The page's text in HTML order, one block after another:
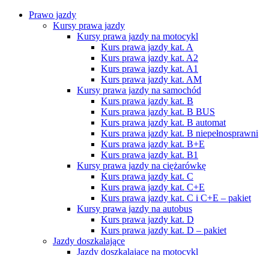
Prawo jazdy
Kursy prawa jazdy
Kursy prawa jazdy na motocykl
Kurs prawa jazdy kat. A
Kurs prawa jazdy kat. A2
Kurs prawa jazdy kat. A1
Kurs prawa jazdy kat. AM
Kursy prawa jazdy na samochód
Kurs prawa jazdy kat. B
Kurs prawa jazdy kat. B BUS
Kurs prawa jazdy kat. B automat
Kurs prawa jazdy kat. B niepełnosprawni
Kurs prawa jazdy kat. B+E
Kurs prawa jazdy kat. B1
Kursy prawa jazdy na ciężarówkę
Kurs prawa jazdy kat. C
Kurs prawa jazdy kat. C+E
Kurs prawa jazdy kat. C i C+E – pakiet
Kursy prawa jazdy na autobus
Kurs prawa jazdy kat. D
Kurs prawa jazdy kat. D – pakiet
Jazdy doszkalające
Jazdy doszkalające na motocykl